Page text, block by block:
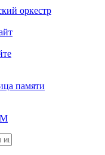
оркестр
памяти